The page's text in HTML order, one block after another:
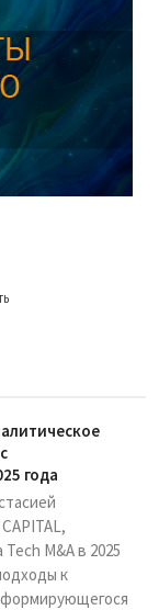
года
M&A в 2025
к